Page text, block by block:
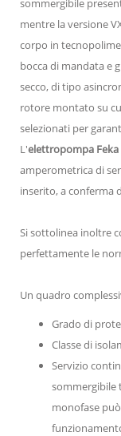
sommergibile
mentre la versione
corpo in
bocca di mandata e
secco, di tipo
rotore montato su
selezionati per
L'elettropompa Feka
amperometrica di
inserito, a conferma
Si sottolinea inoltre
perfettamente le
Un quadro
Grado di
Classe di
Servizio
sommergibile
monofase